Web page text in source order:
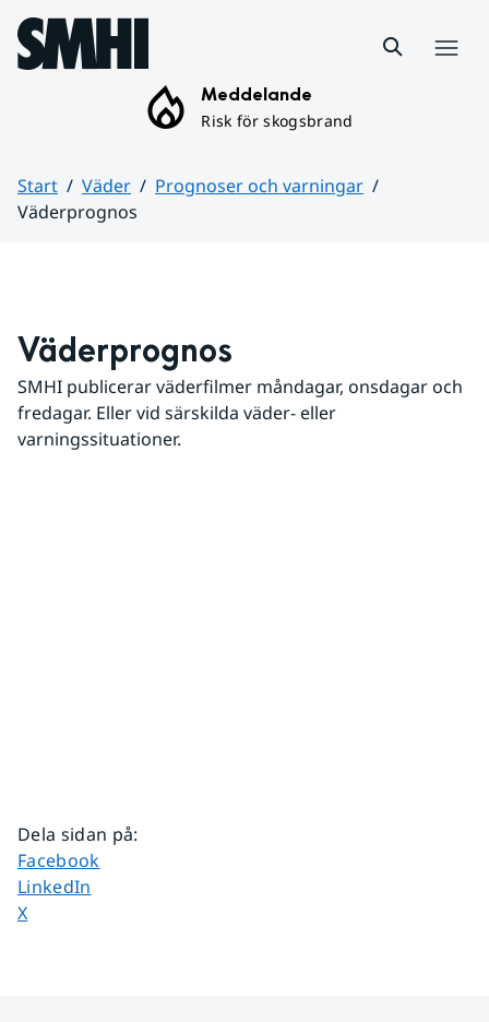
Hoppa till sidans innehåll
Meddelande
Risk för skogsbrand
Start Väder
Prognoser och varningar
Väderprognos
Väderprognos
SMHI publicerar väderfilmer måndagar, onsdagar och
fredagar. Eller vid särskilda väder- eller
varningssituationer.
Dela sidan på:
Dela sidan på
Facebook
Dela sidan på
LinkedIn
Dela sidan på
X